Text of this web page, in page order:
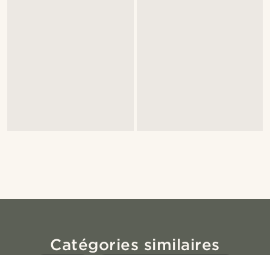
Catégories similaires